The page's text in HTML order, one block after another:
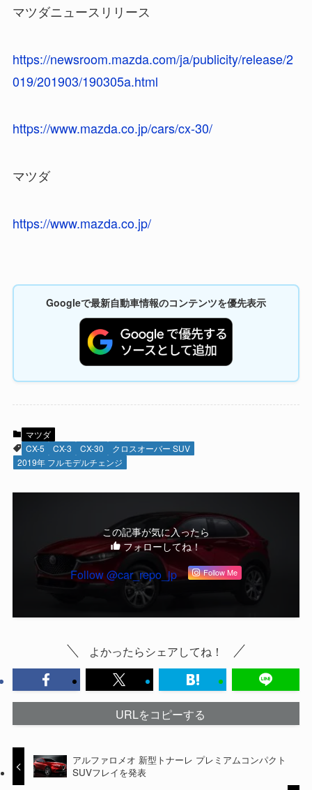
マツダニュースリリース
https://newsroom.mazda.com/ja/publicity/release/2
019/201903/190305a.html
https://www.mazda.co.jp/cars/cx-30/
マツダ
https://www.mazda.co.jp/
Googleで最新自動車情報のコンテンツを優先表示
マツダ
CX-5
CX-3 CX-30
クロスオーバー SUV
2019年 フルモデルチェンジ
この記事が気に入ったら
フォローしてね！
Follow @car_repo_jp Follow Me
よかったらシェアしてね！
URLをコピーする
アルファロメオ 新型トナーレ プレミアムコンパクト
SUVフレイを発表